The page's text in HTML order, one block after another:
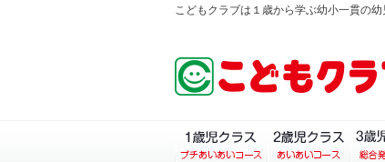
こどもクラブは１歳から学ぶ幼小一貫の
１歳児クラス（プチ
２歳